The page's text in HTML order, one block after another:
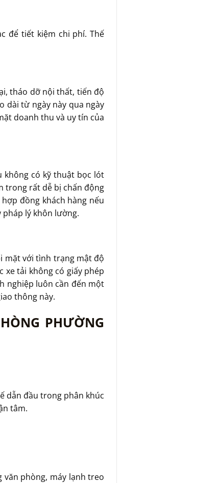
để tiết kiệm chi phí. Thế
tháo dỡ nội thất, tiến độ
dài từ ngày này qua ngày
doanh thu và uy tín của
không có kỹ thuật bọc lót
trong rất dễ bị chấn động
đồng khách hàng nếu
lý khôn lường.
mặt với tình trạng mật độ
xe tải không có giấy phép
nghiệp luôn cần đến một
thông này.
PHƯỜNG
dẫn đầu trong phân khúc
tâm.
phòng, máy lạnh treo